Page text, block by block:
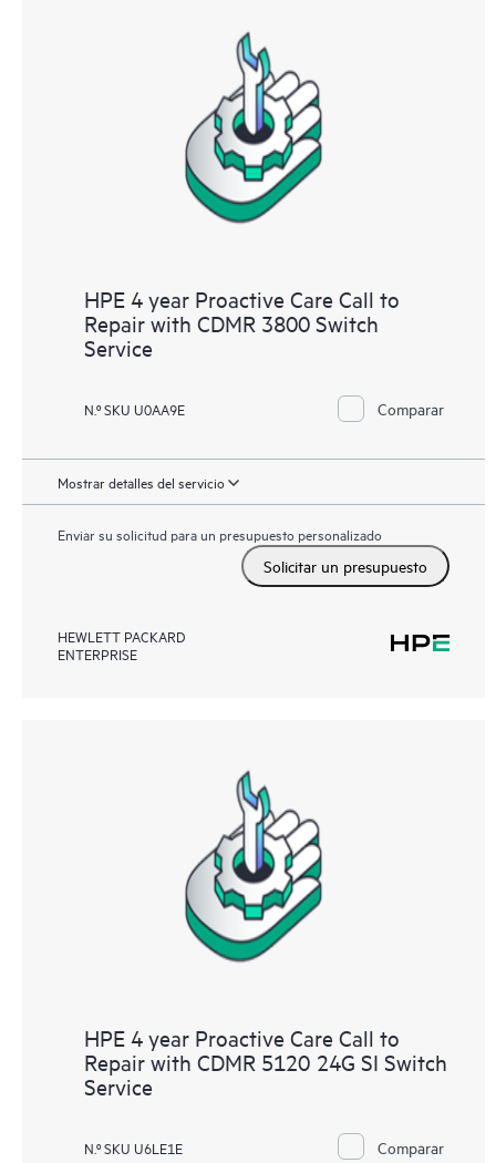
HPE 4 year Proactive Care Call to
Repair with CDMR 3800 Switch
Service
N.º SKU U0AA9E Comparar
Mostrar detalles del servicio
Enviar su solicitud para un presupuesto personalizado
Solicitar un presupuesto
HEWLETT PACKARD
ENTERPRISE
HPE 4 year Proactive Care Call to
Repair with CDMR 5120 24G SI Switch
Service
N.º SKU U6LE1E Comparar